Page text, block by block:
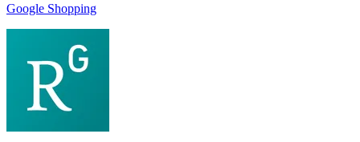
Google Shopping